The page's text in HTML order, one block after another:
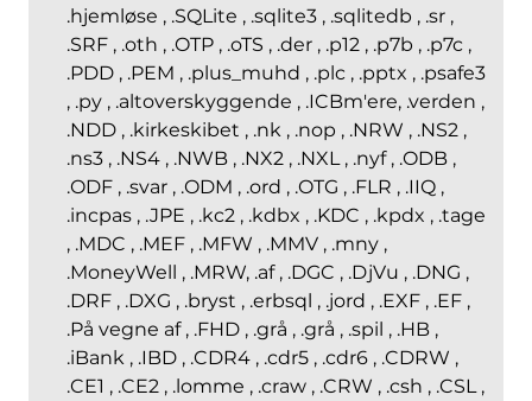
.hjemløse , .SQLite , .sqlite3 , .sqlitedb , .sr ,
.SRF , .oth , .OTP , .oTS , .der , .p12 , .p7b , .p7c ,
.PDD , .PEM , .plus_muhd , .plc , .pptx , .psafe3
, .py , .altoverskyggende , .ICBm'ere, .verden ,
.NDD , .kirkeskibet , .nk , .nop , .NRW , .NS2 ,
.ns3 , .NS4 , .NWB , .NX2 , .NXL , .nyf , .ODB ,
.ODF , .svar , .ODM , .ord , .OTG , .FLR , .IIQ ,
.incpas , .JPE , .kc2 , .kdbx , .KDC , .kpdx , .tage
, .MDC , .MEF , .MFW , .MMV , .mny ,
.MoneyWell , .MRW, .af , .DGC , .DjVu , .DNG ,
.DRF , .DXG , .bryst , .erbsql , .jord , .EXF , .EF ,
.På vegne af , .FHD , .grå , .grå , .spil , .HB ,
.iBank , .IBD , .CDR4 , .cdr5 , .cdr6 , .CDRW ,
.CE1 , .CE2 , .lomme , .craw , .CRW , .csh , .CSL ,